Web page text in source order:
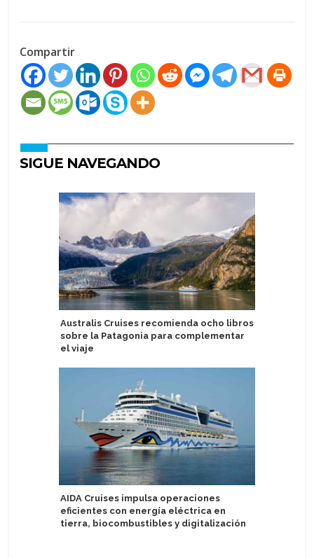
Compartir
SIGUE NAVEGANDO
Australis Cruises recomienda ocho libros
sobre la Patagonia para complementar
el viaje
AIDA Cruises impulsa operaciones
eficientes con energía eléctrica en
tierra, biocombustibles y digitalización